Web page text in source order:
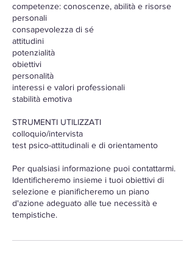
competenze: conoscenze, abilità e risorse
personali
consapevolezza di sé
attitudini
potenzialità
obiettivi
personalità
interessi e valori professionali
stabilità emotiva
STRUMENTI UTILIZZATI
colloquio/intervista
test psico-attitudinali e di orientamento
Per qualsiasi informazione puoi contattarmi.
Identificheremo insieme i tuoi obiettivi di
selezione e pianificheremo un piano
d'azione adeguato alle tue necessità e
tempistiche.